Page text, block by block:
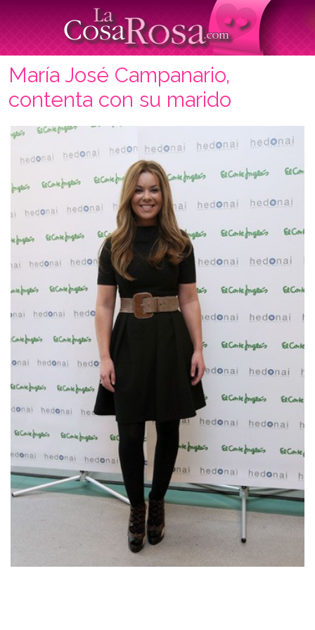
María José Campanario,
contenta con su marido